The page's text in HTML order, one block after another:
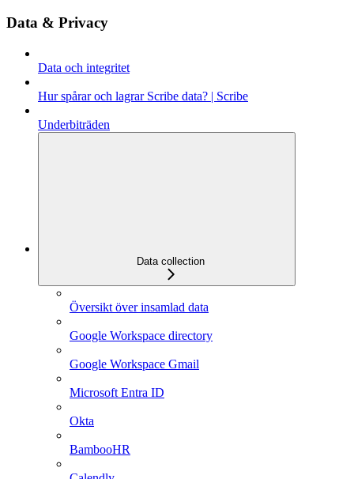
Data & Privacy
Data och integritet
Hur spårar och lagrar Scribe data? | Scribe
Underbiträden
Data collection
Översikt över insamlad data
Google Workspace directory
Google Workspace Gmail
Microsoft Entra ID
Okta
BambooHR